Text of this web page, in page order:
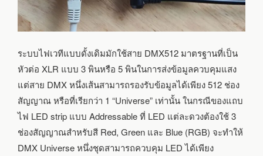
ระบบไฟเวทีแบบดั้งเดิมมักใช้สาย DMX512 มาตรฐานที่เป็น
หัวต่อ XLR แบบ 3 พินหรือ 5 พินในการส่งข้อมูลควบคุมแสง
แต่สาย DMX หนึ่งเส้นสามารถรองรับข้อมูลได้เพียง 512 ช่อง
สัญญาณ หรือที่เรียกว่า 1 “Universe” เท่านั้น ในกรณีของแถบ
ไฟ LED strip แบบ Addressable ที่ LED แต่ละดวงต้องใช้ 3
ช่องสัญญาณสำหรับสี Red, Green และ Blue (RGB) จะทำให้
DMX Universe หนึ่งชุดสามารถควบคุม LED ได้เพียง